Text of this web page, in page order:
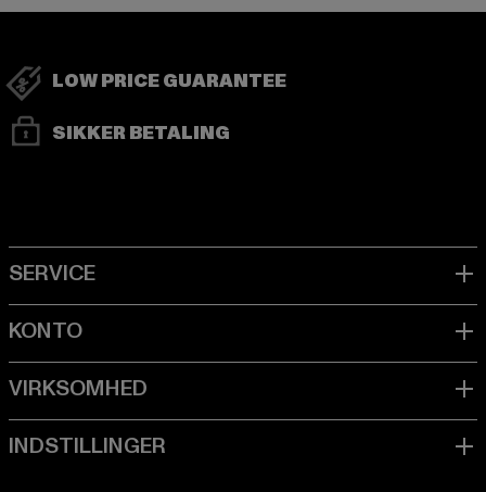
LOW PRICE GUARANTEE
SIKKER BETALING